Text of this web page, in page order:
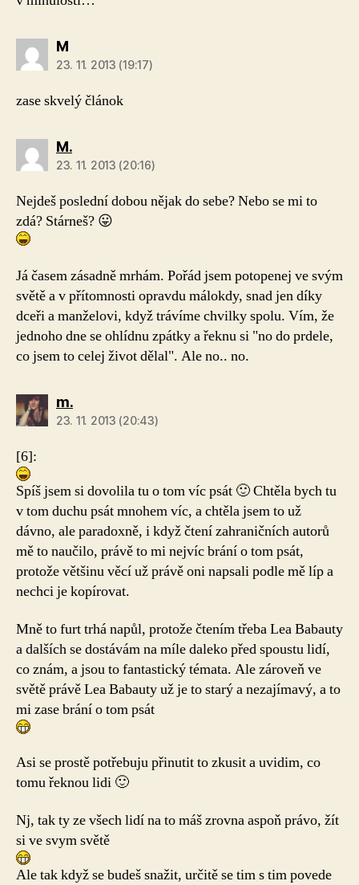
M
23. 11. 2013 (19:17)
zase skvelý článok
M.
23. 11. 2013 (20:16)
Nejdeš poslední dobou nějak do sebe? Nebo se mi to
zdá? Stárneš? 😛
Já časem zásadně mrhám. Pořád jsem potopenej ve svým
světě a v přítomnosti opravdu málokdy, snad jen díky
dceři a manželovi, když trávíme chvilky spolu. Vím, že
jednoho dne se ohlídnu zpátky a řeknu si "no do prdele,
co jsem to celej život dělal". Ale no.. no.
m.
23. 11. 2013 (20:43)
[6]:
Spíš jsem si dovolila tu o tom víc psát 🙂 Chtěla bych tu
v tom duchu psát mnohem víc, a chtěla jsem to už
dávno, ale paradoxně, i když čtení zahraničních autorů
mě to naučilo, právě to mi nejvíc brání o tom psát,
protože většinu věcí už právě oni napsali podle mě líp a
nechci je kopírovat.
Mně to furt trhá napůl, protože čtením třeba Lea Babauty
a dalších se dostávám na míle daleko před spoustu lidí,
co znám, a jsou to fantastický témata. Ale zároveň ve
světě právě Lea Babauty už je to starý a nezajímavý, a to
mi zase brání o tom psát
Asi se prostě potřebuju přinutit to zkusit a uvidim, co
tomu řeknou lidi 🙂
Nj, tak ty ze všech lidí na to máš zrovna aspoň právo, žít
si ve svym světě
Ale tak když se budeš snažit, určitě se tim s tim povede